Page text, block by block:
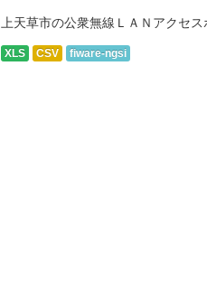
上天草市の公衆無線ＬＡＮアクセ
XLS CSV fiware-ngsi